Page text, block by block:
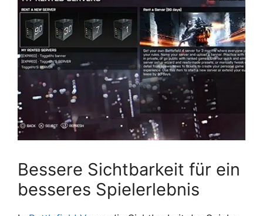
Bessere Sichtbarkeit für ein
besseres Spielerlebnis